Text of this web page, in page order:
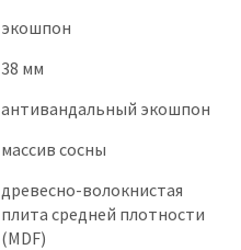
экошпон
38 мм
антивандальный экошпон
массив сосны
древесно-волокнистая
плита средней плотности
(MDF)